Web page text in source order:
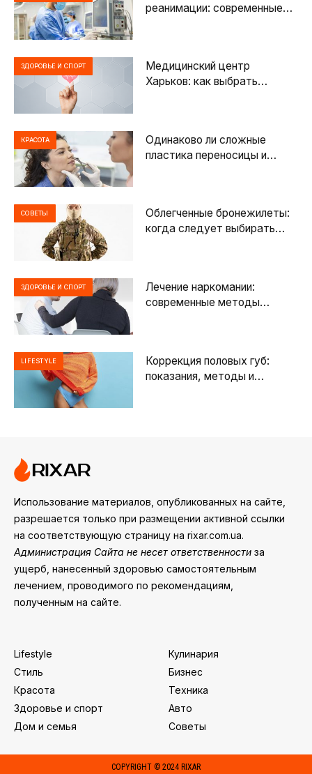
реанимации: современные
ЗДОРОВЬЕ И СПОРТ
Медицинский центр
Харьков: как выбрать
КРАСОТА
Одинаково ли сложные
пластика переносицы и
СОВЕТЫ
Облегченные бронежилеты:
когда следует выбирать
ЗДОРОВЬЕ И СПОРТ
Лечение наркомании:
современные методы
LIFESTYLE
Коррекция половых губ:
показания, методы и
Использование материалов, опубликованных на сайте,
разрешается только при размещении активной ссылки
на соответствующую страницу на rixar.com.ua.
Администрация Сайта не несет ответственности за
ущерб, нанесенный здоровью самостоятельным
лечением, проводимого по рекомендациям,
полученным на сайте.
Lifestyle
Стиль
Красота
Здоровье и спорт
Дом и семья
Кулинария
Бизнес
Техника
Авто
Советы
COPYRIGHT © 2024 RIXAR